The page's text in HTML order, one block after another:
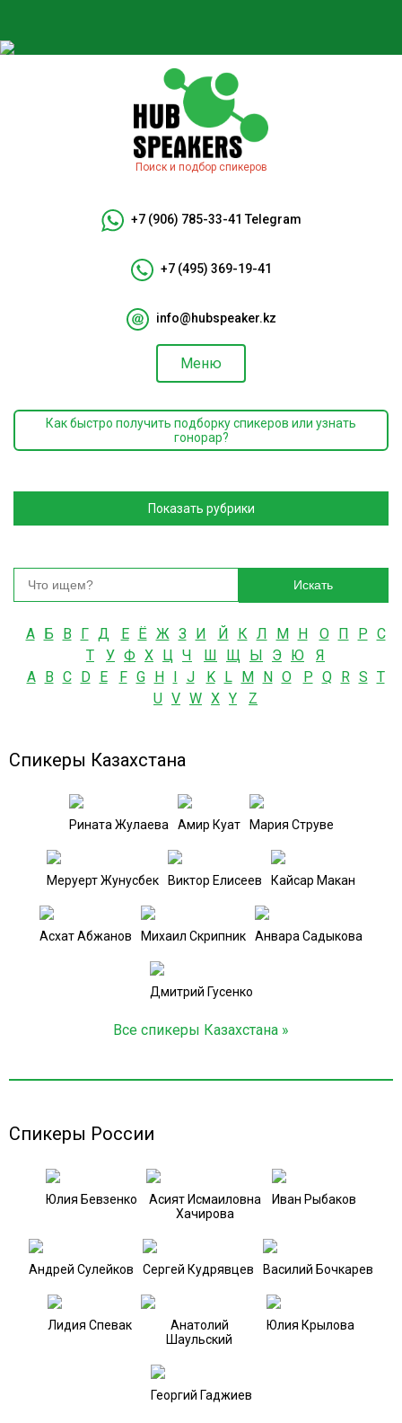
Поиск и подбор спикеров
+7 (906) 785-33-41 Telegram
+7 (495) 369-19-41
info@hubspeaker.kz
Меню
Как быстро получить подборку спикеров или узнать
гонорар?
Показать рубрики
Искать
А Б В Г Д Е Ё Ж З И Й К Л М Н О П Р С
Т
У Ф Х Ц Ч Ш Щ Ы Э Ю
Я
A
B C D E F G H J K L M N O P Q R S T
U V W X Y Z
Спикеры Казахстана
Рината Жулаева Амир Куат Мария Струве
Меруерт Жунусбек Виктор Елисеев Кайсар Макан
Асхат Абжанов Михаил Скрипник Анвара Садыкова
Дмитрий Гусенко
Все спикеры Казахстана »
Спикеры России
Юлия Бевзенко
Асият Исмаиловна
Хачирова
Иван Рыбаков
Андрей Сулейков Сергей Кудрявцев Василий Бочкарев
Лидия Спевак
Анатолий
Шаульский
Юлия Крылова
Георгий Гаджиев